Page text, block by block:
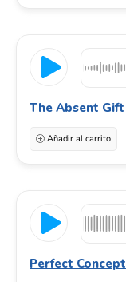
The Absent Gift
Añadir al carrito
Perfect Concept